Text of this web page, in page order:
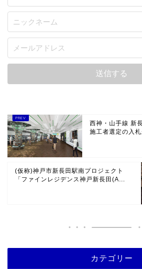
西神・山手線 新
施工者選定の入
(仮称)神戸市新長田駅南プロジェクト
「ファインレジデンス神戸新長田(A...
カテゴリー